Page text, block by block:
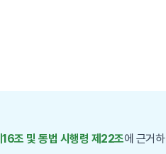
조 및 동법 시행령 제22조에 근거하